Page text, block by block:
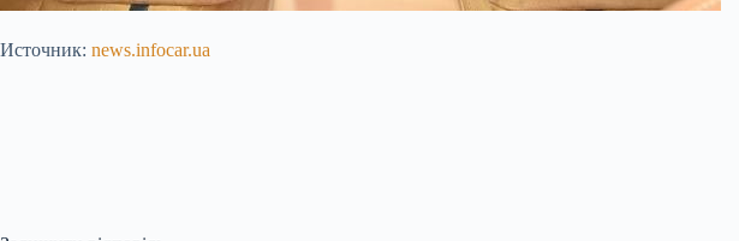
Источник: news.infocar.ua